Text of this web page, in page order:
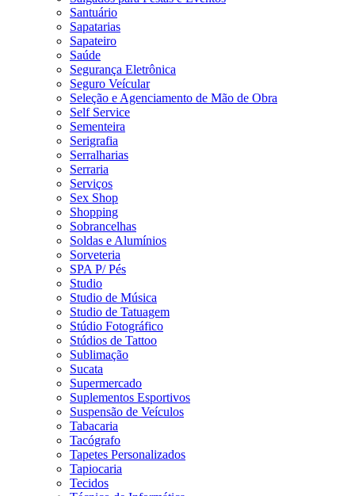
Santuário
Sapatarias
Sapateiro
Saúde
Segurança Eletrônica
Seguro Veícular
Seleção e Agenciamento de Mão de Obra
Self Service
Sementeira
Serigrafia
Serralharias
Serraria
Serviços
Sex Shop
Shopping
Sobrancelhas
Soldas e Alumínios
Sorveteria
SPA P/ Pés
Studio
Studio de Música
Studio de Tatuagem
Stúdio Fotográfico
Stúdios de Tattoo
Sublimação
Sucata
Supermercado
Suplementos Esportivos
Suspensão de Veículos
Tabacaria
Tacógrafo
Tapetes Personalizados
Tapiocaria
Tecidos